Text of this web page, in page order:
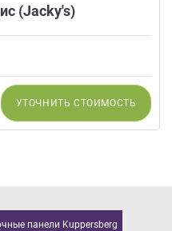
(Jacky's)
УТОЧНИТЬ СТОИМОСТЬ
панели Kuppersberg